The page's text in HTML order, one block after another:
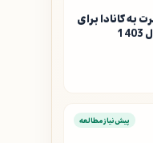
مهاجرت به کانادا برای
پیش‌نیاز مطالعه